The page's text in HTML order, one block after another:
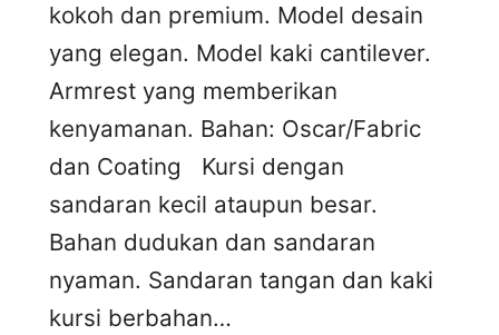
kokoh dan premium. Model desain
yang elegan. Model kaki cantilever.
Armrest yang memberikan
kenyamanan. Bahan: Oscar/Fabric
dan Coating Kursi dengan
sandaran kecil ataupun besar.
Bahan dudukan dan sandaran
nyaman. Sandaran tangan dan kaki
kursi berbahan…